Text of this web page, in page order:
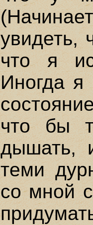
увидеть,
что я
Иногда я
что бы
дышать,
теми
со мной